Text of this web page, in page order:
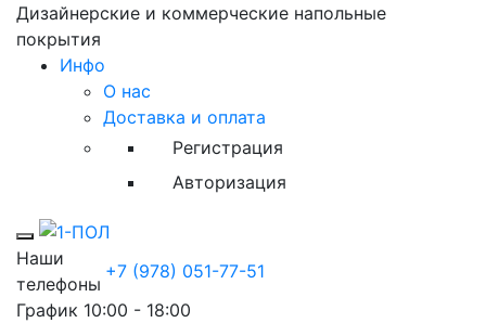
Дизайнерские и коммерческие напольные
покрытия
Инфо
О нас
Доставка и оплата
Регистрация
Авторизация
Toggle mobile menu
Наши
телефоны
+7 (978) 051-77-51
График 10:00 - 18:00